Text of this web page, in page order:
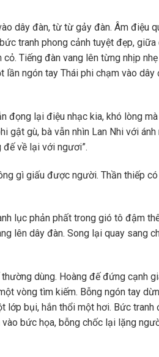
dây đàn, từ từ gảy đàn. Âm điệu
tranh phong cảnh tuyệt đẹp, giữa
Tiếng đàn vang lên từng nhịp
lần ngón tay Thái phi chạm vào dây
đọng lại điệu nhạc kia, khó lòng
gật gù, bà vẫn nhìn Lan Nhi với
đế về lại với ngươi”.
gì giấu được người. Thần thiếp
lục phản phất trong gió tô đậm
lên dây đàn. Song lại quay sang
dùng. Hoàng đế đứng cạnh
vòng tìm kiếm. Bỗng ngón tay
lớp bụi, hắn thổi một hơi. Bức tranh
bức họa, bỗng chốc lại lặng